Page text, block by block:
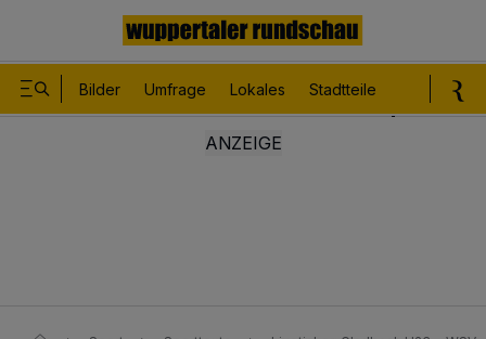
Bilder Umfrage Lokales Stadtteile